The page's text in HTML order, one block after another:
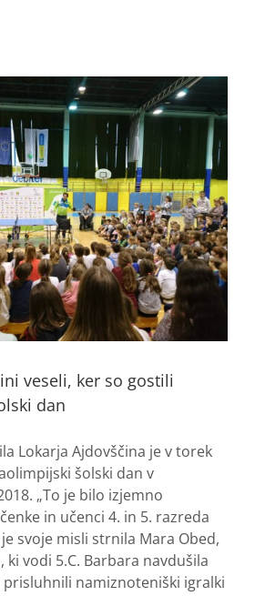
veseli, ker so gostili
dan
Lokarja Ajdovščina je v torek
šolski dan v
„To je bilo izjemno
in učenci 4. in 5. razreda
svoje misli strnila Mara Obed,
vodi 5.C. Barbara navdušila
namiznoteniški igralki